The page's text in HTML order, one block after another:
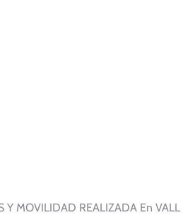
Y MOVILIDAD REALIZADA En VALL